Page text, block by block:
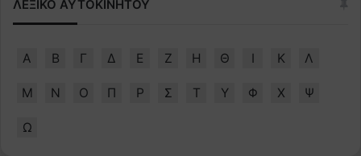
ΛΕΞΙΚΟ ΑΥΤΟΚΙΝΗΤΟΥ
Α Β Γ Δ Ε Ζ Η Θ Ι Κ Λ
Μ Ν Ο Π Ρ Σ Τ Υ Φ Χ Ψ
Ω